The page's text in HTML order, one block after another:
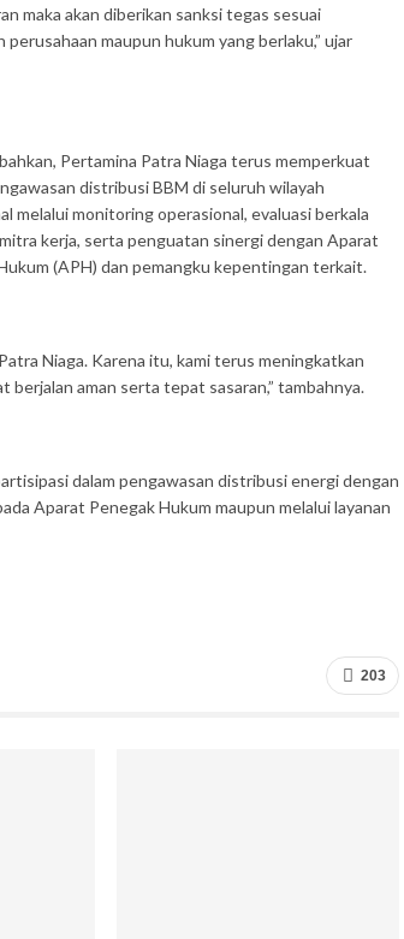
maka akan diberikan sanksi tegas sesuai
maupun hukum yang berlaku,” ujar
Pertamina Patra Niaga terus memperkuat
distribusi BBM di seluruh wilayah
melalui monitoring operasional, evaluasi berkala
kerja, serta penguatan sinergi dengan Aparat
(APH) dan pemangku kepentingan terkait.
Niaga. Karena itu, kami terus meningkatkan
aman serta tepat sasaran,” tambahnya.
dalam pengawasan distribusi energi dengan
Aparat Penegak Hukum maupun melalui layanan
203